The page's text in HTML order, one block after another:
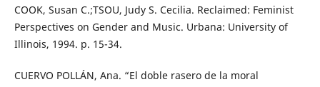
COOK, Susan C.;TSOU, Judy S. Cecilia. Reclaimed: Feminist
Perspectives on Gender and Music. Urbana: University of
Illinois, 1994. p. 15-34.
CUERVO POLLÁN, Ana. “El doble rasero de la moral